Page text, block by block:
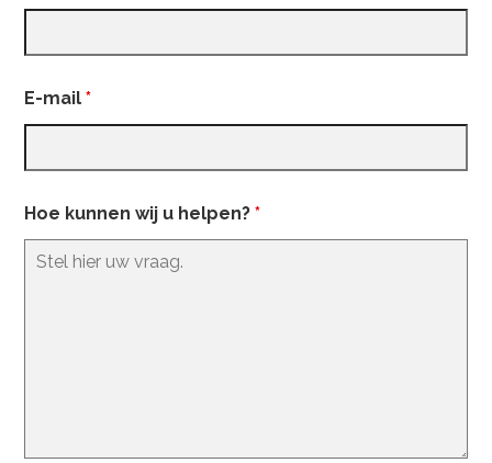
E-mail *
Hoe kunnen wij u helpen? *